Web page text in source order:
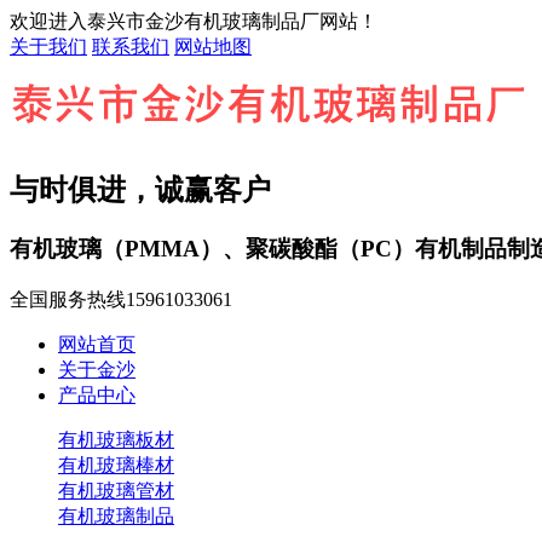
欢迎进入泰兴市金沙有机玻璃制品厂网站！
关于我们 联系我们 网站地图
与时俱进，诚赢客户
有机玻璃（PMMA）、聚碳酸酯（PC）有机制品制
全国服务热线15961033061
网站首页
关于金沙
产品中心
有机玻璃板材
有机玻璃棒材
有机玻璃管材
有机玻璃制品